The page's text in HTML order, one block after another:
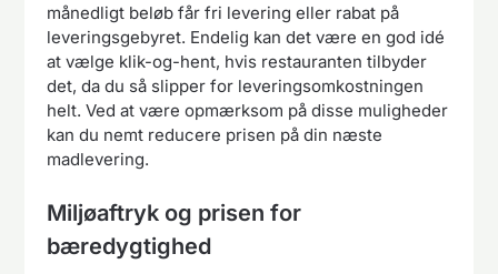
månedligt beløb får fri levering eller rabat på
leveringsgebyret. Endelig kan det være en god idé
at vælge klik-og-hent, hvis restauranten tilbyder
det, da du så slipper for leveringsomkostningen
helt. Ved at være opmærksom på disse muligheder
kan du nemt reducere prisen på din næste
madlevering.
Miljøaftryk og prisen for
bæredygtighed